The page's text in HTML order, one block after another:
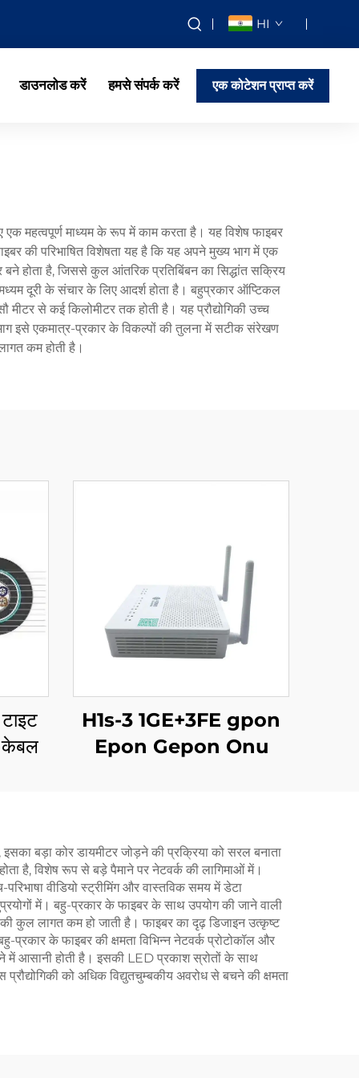
HI
डाउनलोड करें हमसे संपर्क करें एक कोटेशन प्राप्त करें
एक महत्वपूर्ण माध्यम के रूप में काम करता है। यह विशेष फाइबर
की परिभाषित विशेषता यह है कि यह अपने मुख्य भाग में एक
होता है, जिससे कुल आंतरिक प्रतिबिंबन का सिद्धांत सक्रिय
दूरी के संचार के लिए आदर्श होता है। बहुप्रकार ऑप्टिकल
से कई किलोमीटर तक होती है। यह प्रौद्योगिकी उच्च
इसे एकमात्र-प्रकार के विकल्पों की तुलना में सटीक संरेखण
कम होती है।
केबल
H1s-3 1GE+3FE gpon
Epon Gepon Onu
बड़ा कोर डायमीटर जोड़ने की प्रक्रिया को सरल बनाता
है, विशेष रूप से बड़े पैमाने पर नेटवर्क की लागिमाओं में।
वीडियो स्ट्रीमिंग और वास्तविक समय में डेटा
में। बहु-प्रकार के फाइबर के साथ उपयोग की जाने वाली
कुल लागत कम हो जाती है। फाइबर का दृढ़ डिजाइन उत्कृष्ट
के फाइबर की क्षमता विभिन्न नेटवर्क प्रोटोकॉल और
में आसानी होती है। इसकी LED प्रकाश स्रोतों के साथ
को अधिक विद्युतचुम्बकीय अवरोध से बचने की क्षमता